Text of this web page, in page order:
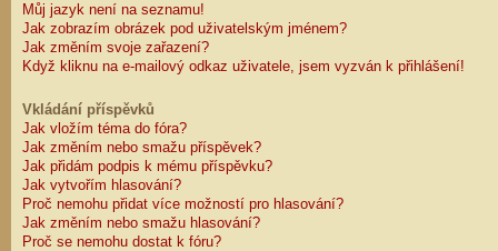
Můj jazyk není na seznamu!
Jak zobrazím obrázek pod uživatelským jménem?
Jak změním svoje zařazení?
Když kliknu na e-mailový odkaz uživatele, jsem vyzván k přihlášení!
Vkládání příspěvků
Jak vložím téma do fóra?
Jak změním nebo smažu příspěvek?
Jak přidám podpis k mému příspěvku?
Jak vytvořím hlasování?
Proč nemohu přidat více možností pro hlasování?
Jak změním nebo smažu hlasování?
Proč se nemohu dostat k fóru?